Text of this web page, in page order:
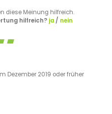
diese Meinung hilfreich.
hilfreich? ja/ nein
Dezember 2019 oder früher